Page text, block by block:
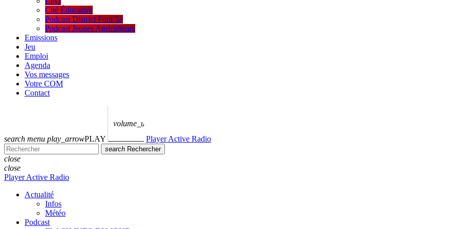
Cité Éducative
Podcast District Foot 52
Podcast Jeunes Agriculteurs
Emissions
Jeu
Emploi
Agenda
Vos messages
Votre COM
Contact
search menu play_arrowPLAY
volume_up
Player Active Radio
search Rechercher
close
close
Player Active Radio
Actualité
Infos
Météo
Podcast